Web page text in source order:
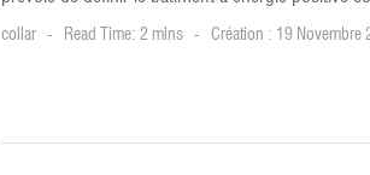
collar Read Time: 2 mins Création : 19 Novembre